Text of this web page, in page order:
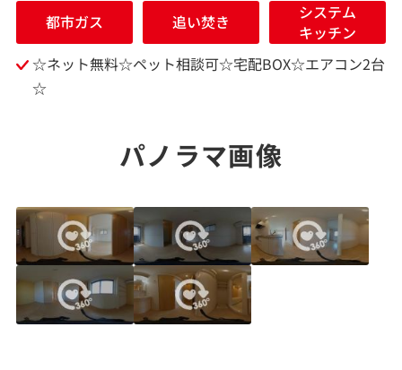
都市ガス 追い焚き
システム
キッチン
☆ネット無料☆ペット相談可☆宅配BOX☆エアコン2台
☆
パノラマ画像